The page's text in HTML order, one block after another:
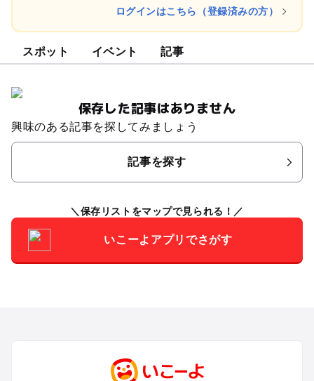
ログインはこちら（登録済みの方）
スポット イベント 記事
保存した記事はありません
興味のある記事を探してみましょう
記事を探す
保存リストをマップで見られる！
いこーよアプリでさがす